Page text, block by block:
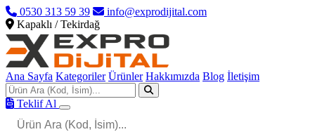
0530 313 59 39
info@exprodijital.com
Kapaklı / Tekirdağ
Ana Sayfa Kategoriler Ürünler Hakkımızda Blog İletişim
Teklif Al